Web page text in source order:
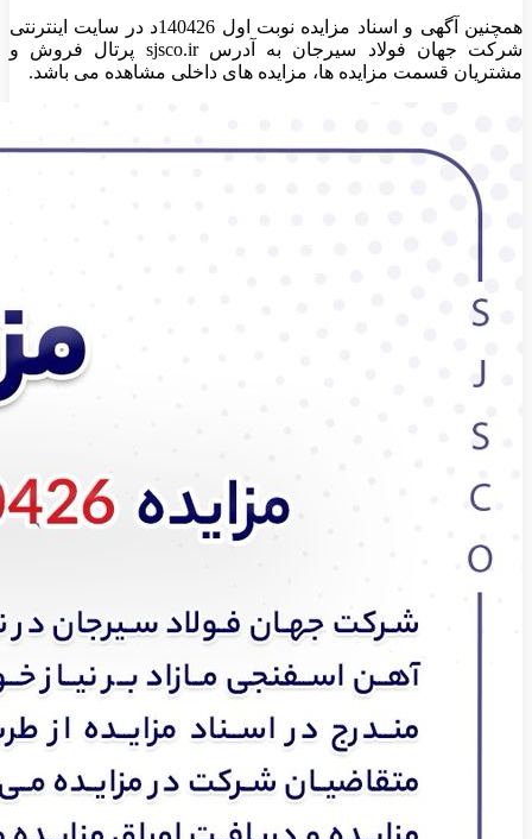
همچنین آگهی و اسناد مزایده نوبت اول 140426د در سایت اینترنتی
شرکت جهان فولاد سیرجان به آدرس sjsco.ir پرتال فروش و
مشتریان قسمت مزایده ها، مزایده های داخلی مشاهده می باشد.